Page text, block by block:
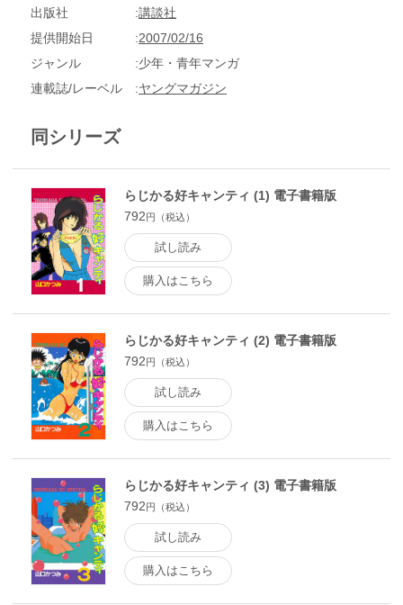
出版社
講談社
提供開始日
2007/02/16
ジャンル
少年・青年マンガ
連載誌/レーベル
ヤングマガジン
同シリーズ
らじかる好キャンティ (1) 電子書籍版
792円（税込）
試し読み
購入はこちら
らじかる好キャンティ (2) 電子書籍版
792円（税込）
試し読み
購入はこちら
らじかる好キャンティ (3) 電子書籍版
792円（税込）
試し読み
購入はこちら